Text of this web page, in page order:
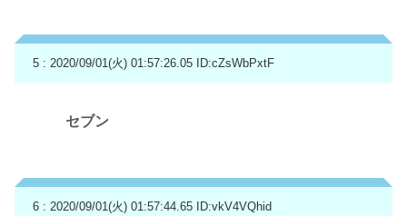
5 : 2020/09/01(火) 01:57:26.05 ID:cZsWbPxtF
セブン
6 : 2020/09/01(火) 01:57:44.65 ID:vkV4VQhid